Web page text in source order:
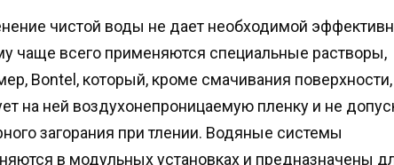
чистой воды не дает необходимой
чаще всего применяются специальные растворы,
Bontel, который, кроме смачивания поверхности,
на ней воздухонепроницаемую пленку и не
загорания при тлении. Водяные системы
в модульных установках и предназначены